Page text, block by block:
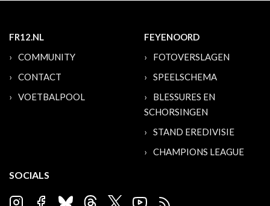
FR12.NL
COMMUNITY
CONTACT
VOETBALPOOL
FEYENOORD
FOTOVERSLAGEN
SPEELSCHEMA
BLESSURES EN
SCHORSINGEN
STAND EREDIVISIE
CHAMPIONS LEAGUE
SOCIALS